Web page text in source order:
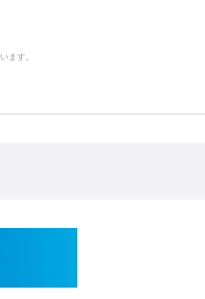
ます。